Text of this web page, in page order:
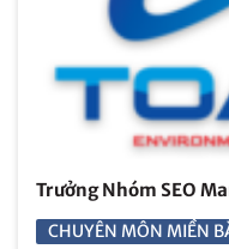
Trưởng Nhóm SEO
CHUYÊN MÔN MIỀN